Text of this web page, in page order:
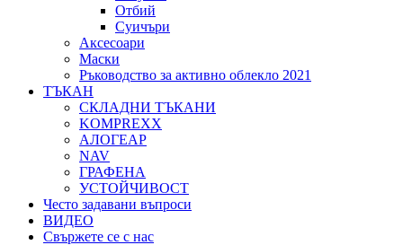
Отбий
Суичъри
Аксесоари
Маски
Ръководство за активно облекло 2021
ТЪКАН
СКЛАДНИ ТЪКАНИ
KOMPREXX
АЛОГЕАР
NAV
ГРАФЕНА
УСТОЙЧИВОСТ
Често задавани въпроси
ВИДЕО
Свържете се с нас